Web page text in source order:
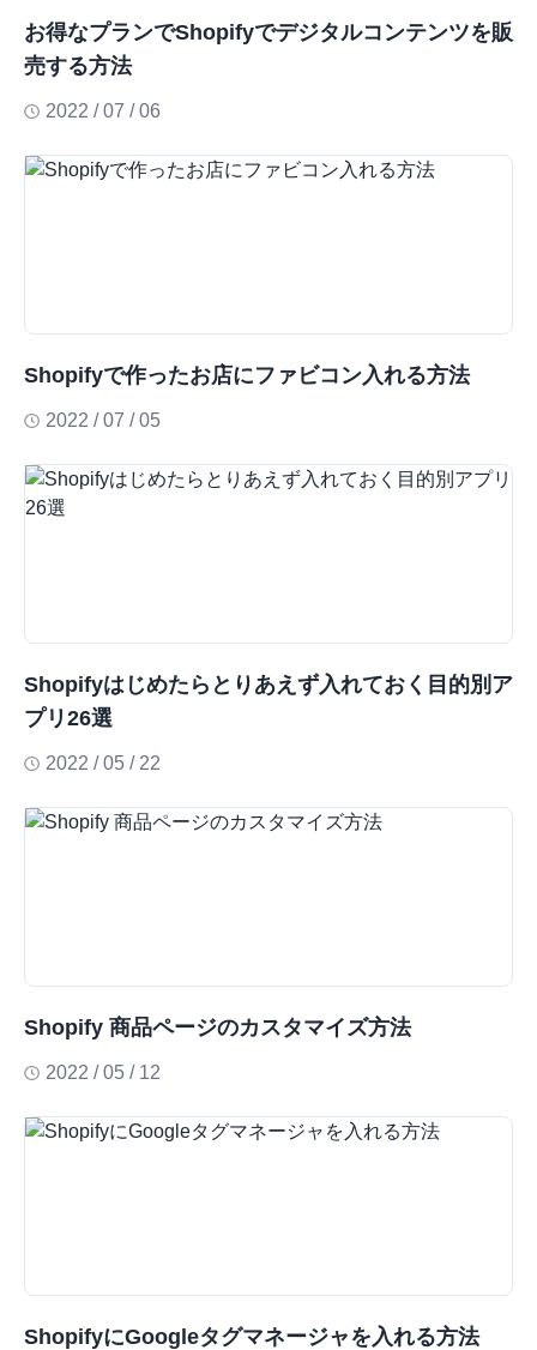
お得なプランでShopifyでデジタルコンテンツを販
売する方法
2022 / 07 / 06
Shopifyで作ったお店にファビコン入れる方法
2022 / 07 / 05
Shopifyはじめたらとりあえず入れておく目的別ア
プリ26選
2022 / 05 / 22
Shopify 商品ページのカスタマイズ方法
2022 / 05 / 12
ShopifyにGoogleタグマネージャを入れる方法